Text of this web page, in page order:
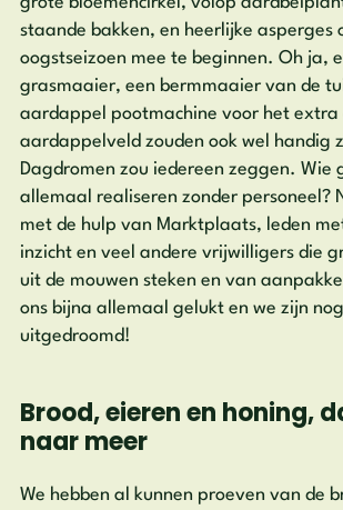
staande bakken, en heerlijke asperges
oogstseizoen mee te beginnen. Oh ja,
grasmaaier, een bermmaaier van de
aardappel pootmachine voor het extra
aardappelveld zouden ook wel handig
Dagdromen zou iedereen zeggen. Wie
allemaal realiseren zonder personeel?
met de hulp van Marktplaats, leden
inzicht en veel andere vrijwilligers die
uit de mouwen steken en van
ons bijna allemaal gelukt en we zijn
uitgedroomd!
Brood, eieren en honing,
naar meer
We hebben al kunnen proeven van de